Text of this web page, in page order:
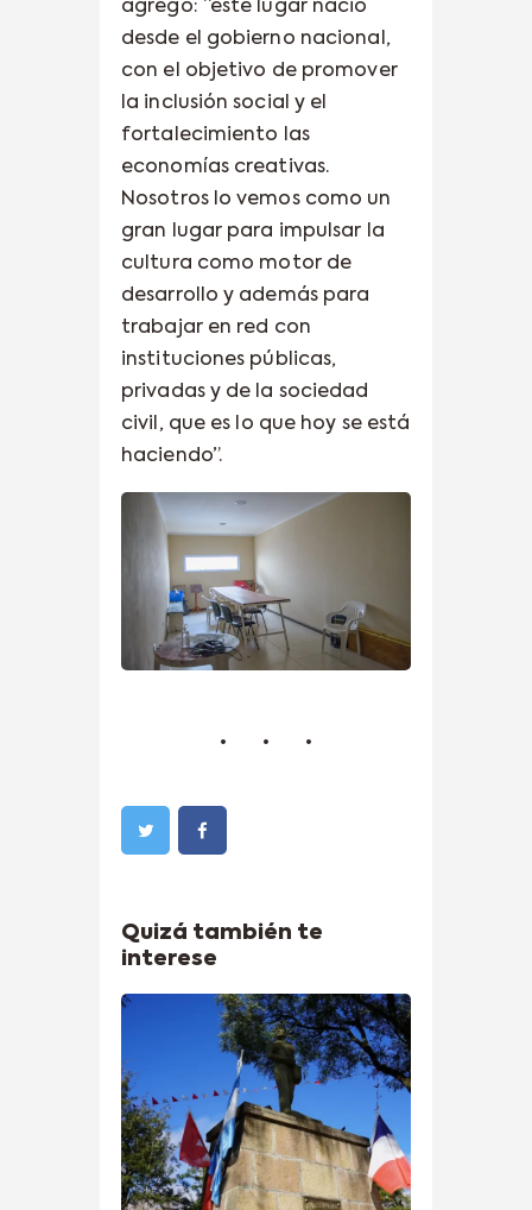
agregó: “este lugar nació
desde el gobierno nacional,
con el objetivo de promover
la inclusión social y el
fortalecimiento las
economías creativas.
Nosotros lo vemos como un
gran lugar para impulsar la
cultura como motor de
desarrollo y además para
trabajar en red con
instituciones públicas,
privadas y de la sociedad
civil, que es lo que hoy se está
haciendo”.
Quizá también te
interese